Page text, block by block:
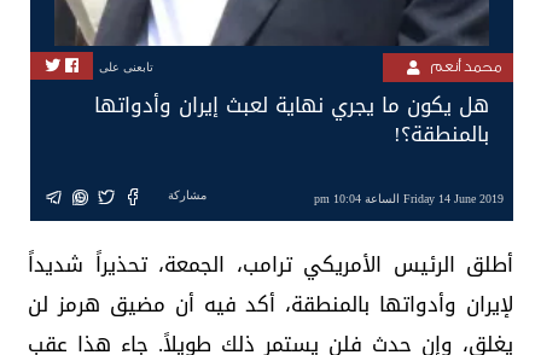
محمد أنعم تابعنى على
هل يكون ما يجري نهاية لعبث إيران وأدواتها
بالمنطقة؟!
Friday 14 June 2019 الساعة 10:04 pm مشاركة
أطلق الرئيس الأمريكي ترامب، الجمعة، تحذيراً شديداً
لإيران وأدواتها بالمنطقة، أكد فيه أن مضيق هرمز لن
يغلق، وإن حدث فلن يستمر ذلك طويلاً. جاء هذا عقب